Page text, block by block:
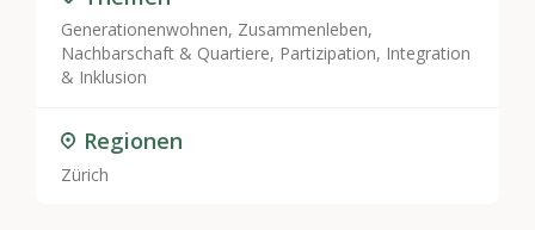
Generationenwohnen, Zusammenleben,
Nachbarschaft & Quartiere, Partizipation, Integration
& Inklusion
Regionen
Zürich